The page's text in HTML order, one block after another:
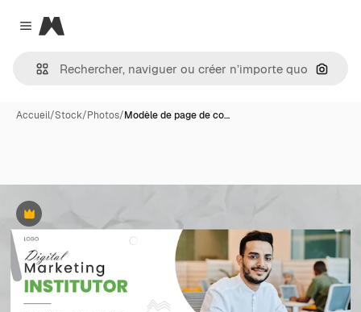
Close menu
Magnific
Accueil/Stock/Photos/Modèle de page de co…
Premium